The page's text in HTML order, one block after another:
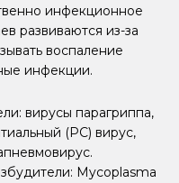
инфекционное
развиваются из-за
воспаление
инфекции.
вирусы парагриппа,
(РС) вирус,
Мycoplasma